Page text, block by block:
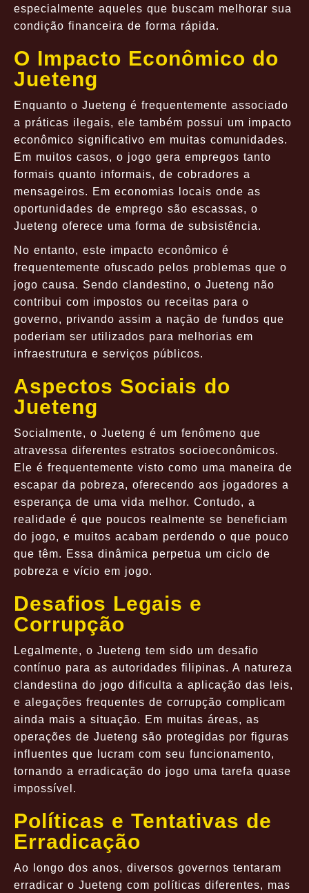
especialmente aqueles que buscam melhorar sua
condição financeira de forma rápida.
O Impacto Econômico do
Jueteng
Enquanto o Jueteng é frequentemente associado
a práticas ilegais, ele também possui um impacto
econômico significativo em muitas comunidades.
Em muitos casos, o jogo gera empregos tanto
formais quanto informais, de cobradores a
mensageiros. Em economias locais onde as
oportunidades de emprego são escassas, o
Jueteng oferece uma forma de subsistência.
No entanto, este impacto econômico é
frequentemente ofuscado pelos problemas que o
jogo causa. Sendo clandestino, o Jueteng não
contribui com impostos ou receitas para o
governo, privando assim a nação de fundos que
poderiam ser utilizados para melhorias em
infraestrutura e serviços públicos.
Aspectos Sociais do
Jueteng
Socialmente, o Jueteng é um fenômeno que
atravessa diferentes estratos socioeconômicos.
Ele é frequentemente visto como uma maneira de
escapar da pobreza, oferecendo aos jogadores a
esperança de uma vida melhor. Contudo, a
realidade é que poucos realmente se beneficiam
do jogo, e muitos acabam perdendo o que pouco
que têm. Essa dinâmica perpetua um ciclo de
pobreza e vício em jogo.
Desafios Legais e
Corrupção
Legalmente, o Jueteng tem sido um desafio
contínuo para as autoridades filipinas. A natureza
clandestina do jogo dificulta a aplicação das leis,
e alegações frequentes de corrupção complicam
ainda mais a situação. Em muitas áreas, as
operações de Jueteng são protegidas por figuras
influentes que lucram com seu funcionamento,
tornando a erradicação do jogo uma tarefa quase
impossível.
Políticas e Tentativas de
Erradicação
Ao longo dos anos, diversos governos tentaram
erradicar o Jueteng com políticas diferentes, mas